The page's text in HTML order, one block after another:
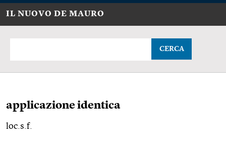
IL NUOVO DE MAURO
CERCA
applicazione identica
loc.s.f.